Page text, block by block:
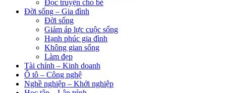
Đọc truyện cho bé
Đời sống – Gia đình
Đời sống
Giảm áp lực cuộc sống
Hạnh phúc gia đình
Không gian sống
Làm đẹp
Tài chính – Kinh doanh
Ô tô – Công nghệ
Nghề nghiệp – Khởi nghiệp